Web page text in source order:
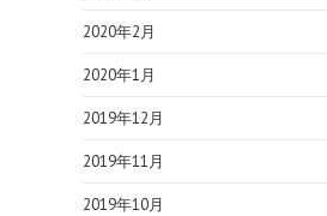
2020年2月
2020年1月
2019年12月
2019年11月
2019年10月